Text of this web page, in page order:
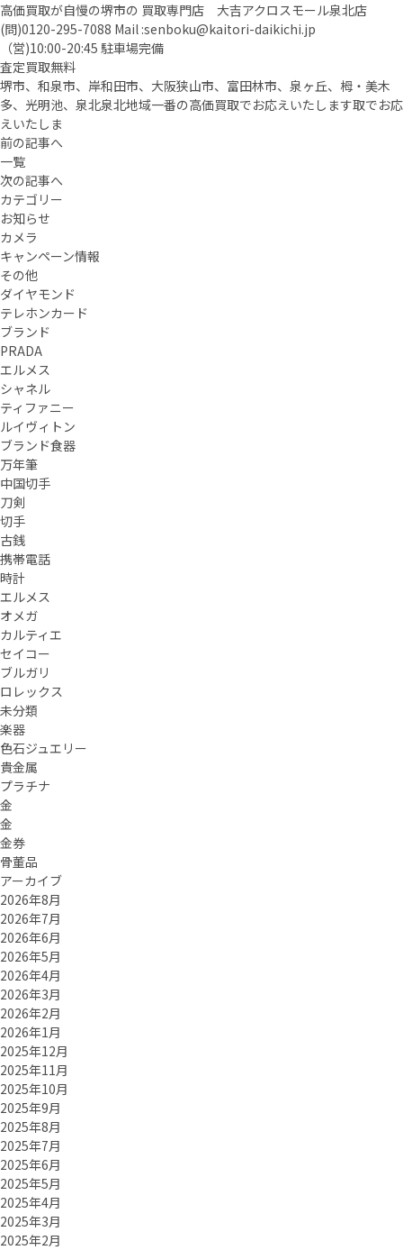
高価買取が自慢の堺市の 買取専門店 大吉アクロスモール泉北店
(問)0120-295-7088 Mail :senboku@kaitori-daikichi.jp
（営)10:00-20:45 駐車場完備
査定買取無料
堺市、和泉市、岸和田市、大阪狭山市、富田林市、泉ヶ丘、栂・美木
多、光明池、泉北泉北地域一番の高価買取でお応えいたします取でお応
えいたしま
前の記事へ
一覧
次の記事へ
カテゴリー
お知らせ
カメラ
キャンペーン情報
その他
ダイヤモンド
テレホンカード
ブランド
PRADA
エルメス
シャネル
ティファニー
ルイヴィトン
ブランド食器
万年筆
中国切手
刀剣
切手
古銭
携帯電話
時計
エルメス
オメガ
カルティエ
セイコー
ブルガリ
ロレックス
未分類
楽器
色石ジュエリー
貴金属
プラチナ
金
金
金券
骨董品
アーカイブ
2026年8月
2026年7月
2026年6月
2026年5月
2026年4月
2026年3月
2026年2月
2026年1月
2025年12月
2025年11月
2025年10月
2025年9月
2025年8月
2025年7月
2025年6月
2025年5月
2025年4月
2025年3月
2025年2月